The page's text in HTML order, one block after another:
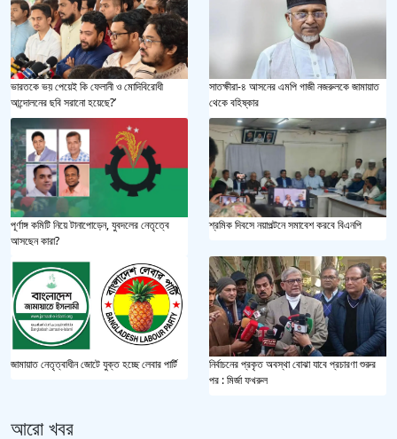
ভারতকে ভয় পেয়েই কি ফেলানী ও মোদিবিরোধী
আন্দোলনের ছবি সরানো হয়েছে?’
সাতক্ষীরা-৪ আসনের এমপি গাজী নজরুলকে জামায়াত
থেকে বহিষ্কার
পূর্ণাঙ্গ কমিটি নিয়ে টানাপোড়েন, যুবদলের নেতৃত্বে
আসছেন কারা?
শ্রমিক দিবসে নয়াপল্টনে সমাবেশ করবে বিএনপি
জামায়াত নেতৃত্বাধীন জোটে যুক্ত হচ্ছে লেবার পার্টি
নির্বাচনের প্রকৃত অবস্থা বোঝা যাবে প্রচারণা শুরুর
পর : মির্জা ফখরুল
আরো খবর